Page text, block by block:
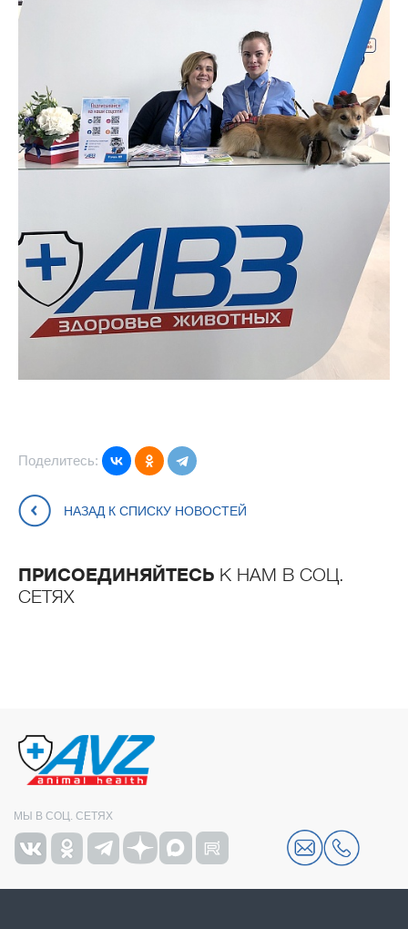
Поделитесь:
НАЗАД К СПИСКУ НОВОСТЕЙ
ПРИСОЕДИНЯЙТЕСЬ К НАМ В СОЦ.
СЕТЯХ
МЫ В СОЦ. СЕТЯХ